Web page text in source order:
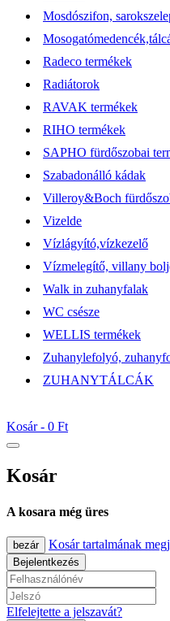
Mosdószifon,
Radeco termékek
Radiátorok
RAVAK termékek
RIHO termékek
SAPHO fürdőszobai
Szabadonálló kádak
Villeroy&Boch
Vizelde
Vízlágyító,vízkezelő
Vízmelegítő, villany
Walk in zuhanyfalak
WC csésze
WELLIS termékek
Zuhanylefolyó,
ZUHANYTÁLCÁK
Kosár - 0 Ft
Kosár
A kosara még üres
bezár Kosár tartalmának
Bejelentkezés
Elfelejtette a jelszavát?